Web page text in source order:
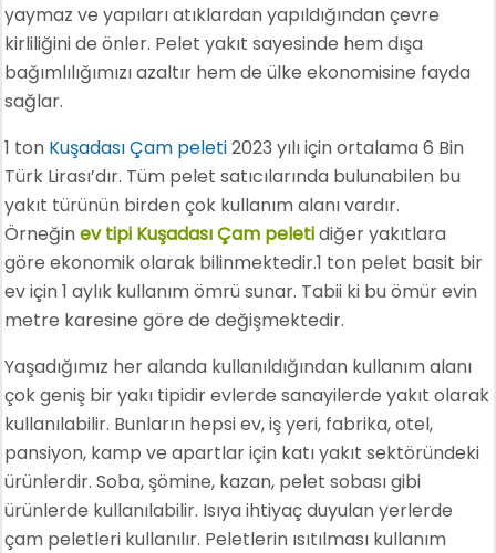
yaymaz ve yapıları atıklardan yapıldığından çevre
kirliliğini de önler. Pelet yakıt sayesinde hem dışa
bağımlılığımızı azaltır hem de ülke ekonomisine fayda
sağlar.
1 ton Kuşadası Çam peleti2023 yılı için ortalama 6 Bin
Türk Lirası’dır. Tüm pelet satıcılarında bulunabilen bu
yakıt türünün birden çok kullanım alanı vardır.
Örneğinev tipi Kuşadası Çam peletidiğer yakıtlara
göre ekonomik olarak bilinmektedir.1 ton pelet basit bir
ev için 1 aylık kullanım ömrü sunar. Tabii ki bu ömür evin
metre karesine göre de değişmektedir.
Yaşadığımız her alanda kullanıldığından kullanım alanı
çok geniş bir yakı tipidir evlerde sanayilerde yakıt olarak
kullanılabilir. Bunların hepsi ev, iş yeri, fabrika, otel,
pansiyon, kamp ve apartlar için katı yakıt sektöründeki
ürünlerdir. Soba, şömine, kazan, pelet sobası gibi
ürünlerde kullanılabilir. Isıya ihtiyaç duyulan yerlerde
çam peletleri kullanılır. Peletlerin ısıtılması kullanım